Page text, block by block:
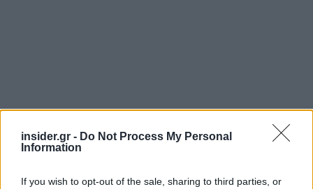
insider.gr - Do Not Process My Personal
Information
If you wish to opt-out of the sale, sharing to third parties, or